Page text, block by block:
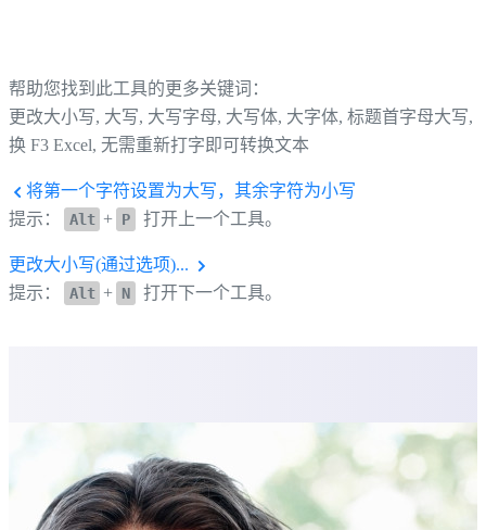
帮助您找到此工具的更多关键词：
更改大小写, 大写, 大写字母, 大写体, 大字体, 标题首字母大写,
换 F3 Excel, 无需重新打字即可转换文本
将第一个字符设置为大写，其余字符为小写
提示：
Alt + P 打开上一个工具。
更改大小写(通过选项)...
提示：
Alt + N 打开下一个工具。